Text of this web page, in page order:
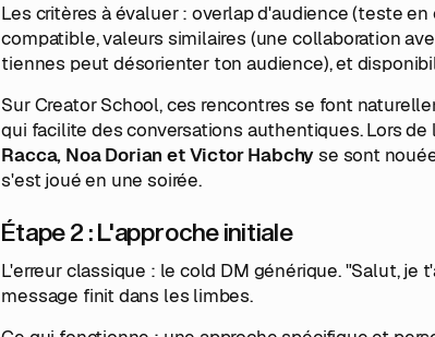
Les critères à évaluer : overlap d'audience (teste
compatible, valeurs similaires (une collaboration
tiennes peut désorienter ton audience), et
Sur Creator School, ces rencontres se font
qui facilite des conversations authentiques. Lors
Racca, Noa Dorian et Victor Habchyse sont
s'est joué en une soirée.
Étape 2 : L'approche initiale
L'erreur classique : le cold DM générique. "Salut, je
message finit dans les limbes.